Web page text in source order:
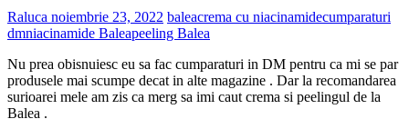
Raluca noiembrie 23, 2022 baleacrema cu niacinamidecumparaturi
dmniacinamide Baleapeeling Balea
Nu prea obisnuiesc eu sa fac cumparaturi in DM pentru ca mi se par
produsele mai scumpe decat in alte magazine . Dar la recomandarea
surioarei mele am zis ca merg sa imi caut crema si peelingul de la
Balea .